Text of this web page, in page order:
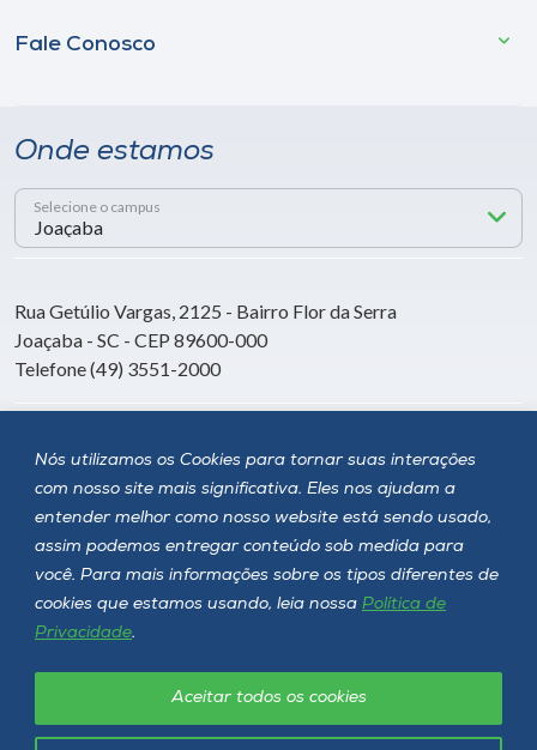
Nós utilizamos os Cookies para tornar suas interações
com nosso site mais significativa. Eles nos ajudam a
entender melhor como nosso website está sendo usado,
assim podemos entregar conteúdo sob medida para
você. Para mais informações sobre os tipos diferentes de
cookies que estamos usando, leia nossa Política de
Privacidade.
Aceitar todos os cookies
Fale Conosco
Onde estamos
Selecione o campus
Rua Getúlio Vargas, 2125 - Bairro Flor da Serra
Joaçaba - SC - CEP 89600-000
Telefone (49) 3551-2000
Siga a Unoesc
Política de privacidade LGPD